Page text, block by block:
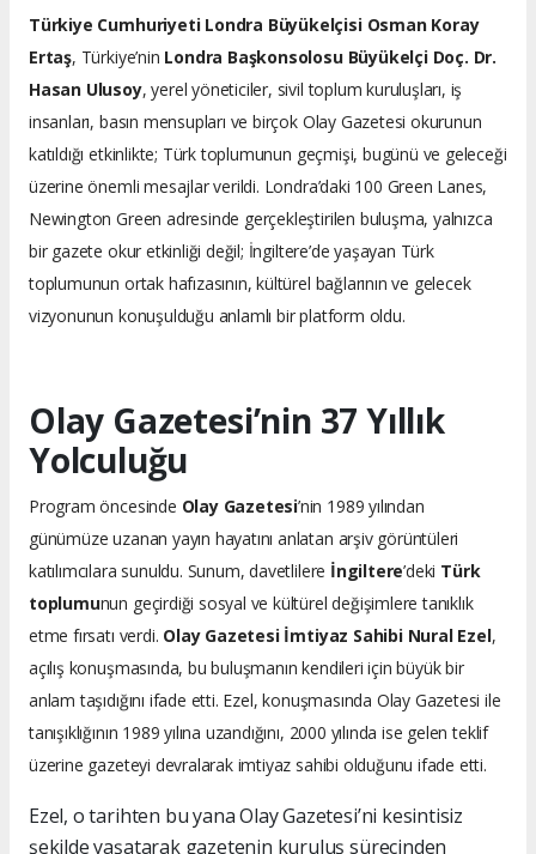
Türkiye Cumhuriyeti Londra Büyükelçisi Osman Koray
Ertaş, Türkiye’nin Londra Başkonsolosu Büyükelçi Doç. Dr.
Hasan Ulusoy, yerel yöneticiler, sivil toplum kuruluşları, iş
insanları, basın mensupları ve birçok Olay Gazetesi okurunun
katıldığı etkinlikte; Türk toplumunun geçmişi, bugünü ve geleceği
üzerine önemli mesajlar verildi. Londra’daki 100 Green Lanes,
Newington Green adresinde gerçekleştirilen buluşma, yalnızca
bir gazete okur etkinliği değil; İngiltere’de yaşayan Türk
toplumunun ortak hafızasının, kültürel bağlarının ve gelecek
vizyonunun konuşulduğu anlamlı bir platform oldu.
Olay Gazetesi’nin 37 Yıllık
Yolculuğu
Program öncesinde Olay Gazetesi’nin 1989 yılından
günümüze uzanan yayın hayatını anlatan arşiv görüntüleri
katılımcılara sunuldu. Sunum, davetlilere İngiltere’deki Türk
toplumunun geçirdiği sosyal ve kültürel değişimlere tanıklık
etme fırsatı verdi. Olay Gazetesi İmtiyaz Sahibi Nural Ezel,
açılış konuşmasında, bu buluşmanın kendileri için büyük bir
anlam taşıdığını ifade etti. Ezel, konuşmasında Olay Gazetesi ile
tanışıklığının 1989 yılına uzandığını, 2000 yılında ise gelen teklif
üzerine gazeteyi devralarak imtiyaz sahibi olduğunu ifade etti.
Ezel, o tarihten bu yana Olay Gazetesi’ni kesintisiz
şekilde yaşatarak gazetenin kuruluş sürecinden